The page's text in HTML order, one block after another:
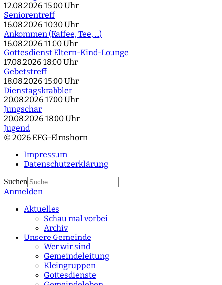
12.08.2026 15:00 Uhr
Seniorentreff
16.08.2026 10:30 Uhr
Ankommen (Kaffee, Tee, ...)
16.08.2026 11:00 Uhr
Gottesdienst Eltern-Kind-Lounge
17.08.2026 18:00 Uhr
Gebetstreff
18.08.2026 15:00 Uhr
Dienstagskrabbler
20.08.2026 17:00 Uhr
Jungschar
20.08.2026 18:00 Uhr
Jugend
© 2026 EFG-Elmshorn
Impressum
Datenschutzerklärung
Suchen
Type 2 or more
Anmelden
Aktuelles
Schau mal vorbei
Archiv
Unsere Gemeinde
Wer wir sind
Gemeindeleitung
Kleingruppen
Gottesdienste